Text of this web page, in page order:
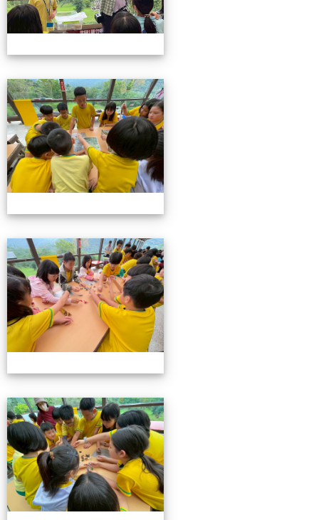
115池南校外教學
115池南校外教學
115池南校外教學